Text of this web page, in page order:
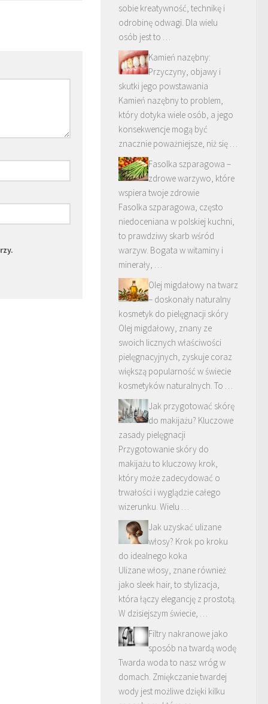
sobie kreatywność, technikę i
odrobinę odwagi. Dla wielu
osób jest to …
Kamień nazębny:
Przyczyny, objawy i
skutki jego powstawania
Kamień nazębny to problem,
który dotyka wiele osób, a jego
konsekwencje mogą być
znacznie poważniejsze, niż się …
Fasolka szparagowa –
zdrowe warzywo, które
wspiera twoje zdrowie
Fasolka szparagowa, często
niedoceniana w polskiej kuchni,
to prawdziwy skarb wśród
warzyw. Bogata w witaminy i
minerały, …
Olej migdałowy na twarz
– doskonały naturalny
kosmetyk do pielęgnacji skóry
Olej migdałowy, znany ze
swoich licznych właściwości
pielęgnacyjnych, zyskuje coraz
większą popularność w świecie
kosmetyków naturalnych. To …
Jak przygotować skórę
do makijażu? Kluczowe
zasady pielęgnacji
Przygotowanie skóry do
makijażu to kluczowy krok,
który może zadecydować o
trwałości i wyglądzie całego
wizerunku. Wielu …
Jak uzyskać ulizane
włosy? Krok po kroku
do idealnego koka
Ulizane włosy, znane również
jako sleek hair, to stylizacja,
która łączy elegancję z prostotą.
W dzisiejszym świecie, …
Filtry nakranowe jako
sposób na twardą wodę
Twarda woda to nasz wróg w
domach. Zmiękczanie twardej
wody jest możliwe dzięki kilku